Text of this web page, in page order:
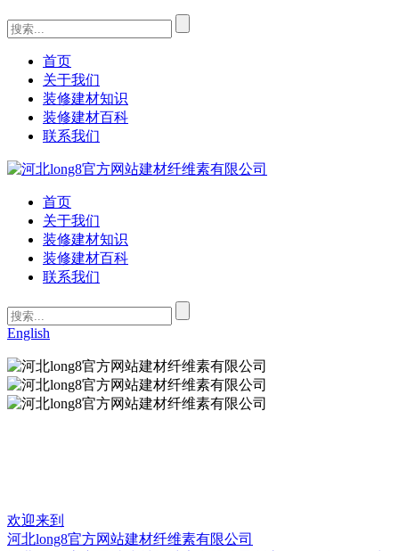
首页
关于我们
装修建材知识
装修建材百科
联系我们
首页
关于我们
装修建材知识
装修建材百科
联系我们
English
欢迎来到
河北long8官方网站建材纤维素有限公司